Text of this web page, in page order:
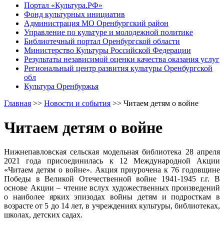
Портал «Культура.РФ»
Фонд культурных инициатив
Администрация МО Оренбургский район
Управление по культуре и молодежной политике
Библиотечный портал Оренбургской области
Министерство Культуры Российской Федерации
Результаты независимой оценки качества оказания услуг
Региональный центр развития культуры Оренбургской
обл
Культура Оренбуржья
Главная >> Новости и события >> Читаем детям о войне
Читаем детям о войне
Нижнепавловская сельская модельная библиотека 28 апреля
2021 года присоединилась к 12 Международной Акции
«Читаем детям о войне». Акция приурочена к 76 годовщине
Победы в Великой Отечественной войне 1941-1945 г.г. В
основе Акции – чтение вслух художественных произведений
о наиболее ярких эпизодах войны детям и подросткам в
возрасте от 5 до 14 лет, в учреждениях культуры, библиотеках,
школах, детских садах.